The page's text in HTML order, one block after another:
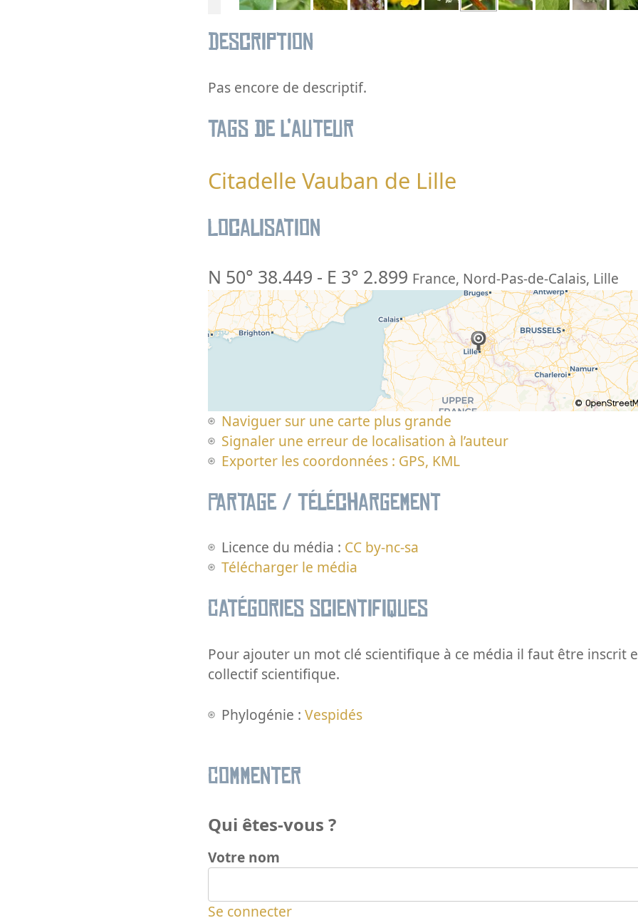
Description
Pas encore de descriptif.
Tags de l’auteur
Citadelle Vauban de Lille
Localisation
N 50° 38.449 - E 3° 2.899 France, Nord-Pas-de-Calais, Lille
Naviguer sur une carte plus grande
Signaler une erreur de localisation à l’auteur
Exporter les coordonnées : GPS, KML
Partage / Téléchargement
Licence du média : CC by-nc-sa
Télécharger le média
Catégories scientifiques
Pour ajouter un mot clé scientifique à ce média il faut être inscrit
collectif scientifique.
Phylogénie :Vespidés
Commenter
Qui êtes-vous ?
Votre nom
Se connecter